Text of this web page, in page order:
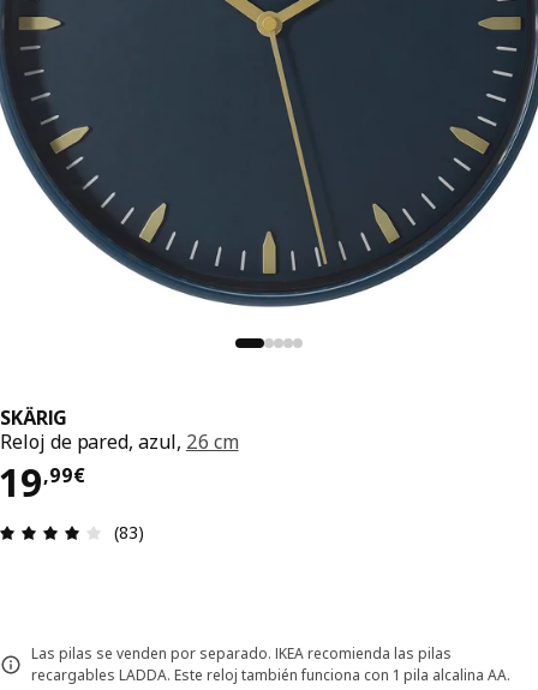
SKÄRIG
Reloj de pared, azul, 26 cm
19,99€
El precio 19,99€
Reseña: 3.9 de 5 estrellas. Revisiones totales: 83
(83)
Las pilas se venden por separado. IKEA recomienda las pilas
recargables LADDA. Este reloj también funciona con 1 pila alcalina AA.